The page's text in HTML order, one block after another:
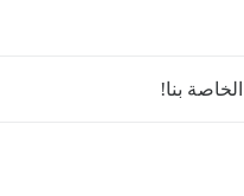
الخاصة بنا!